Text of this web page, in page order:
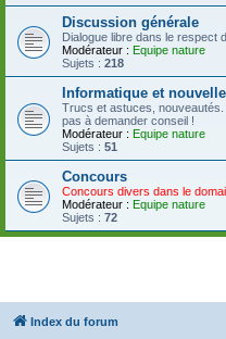
Discussion générale
Dialogue libre dans le respect
Modérateur : Equipe nature
Sujets : 218
Informatique et
Trucs et astuces,
pas à demander conseil !
Modérateur : Equipe nature
Sujets : 51
Concours
Concours divers dans le
Modérateur : Equipe nature
Sujets : 72
Index du forum